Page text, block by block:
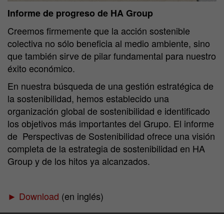
Informe de progreso de HA Group
Creemos firmemente que la acción sostenible
colectiva no sólo beneficia al medio ambiente, sino
que también sirve de pilar fundamental para nuestro
éxito económico.
En nuestra búsqueda de una gestión estratégica de
la sostenibilidad, hemos establecido una
organización global de sostenibilidad e identificado
los objetivos más importantes del Grupo. El informe
de Perspectivas de Sostenibilidad ofrece una visión
completa de la estrategia de sostenibilidad en HA
Group y de los hitos ya alcanzados.
► Download (en inglés)